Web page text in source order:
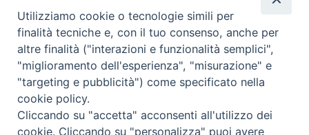
Scrivici
Copyright © 2019 - Tutti i diritti riservati - Vita
Trentina Editrice
Utilizziamo cookie o tecnologie simili per
finalità tecniche e, con il tuo consenso, anche per
altre finalità ("interazioni e funzionalità semplici",
"miglioramento dell'esperienza", "misurazione" e
"targeting e pubblicità") come specificato nella
cookie policy.
Cliccando su "accetta" acconsenti all'utilizzo dei
cookie. Cliccando su "personalizza" puoi avere